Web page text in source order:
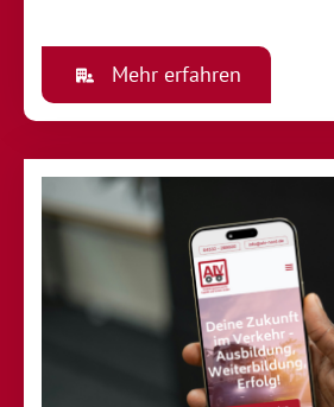
Mehr erfahren